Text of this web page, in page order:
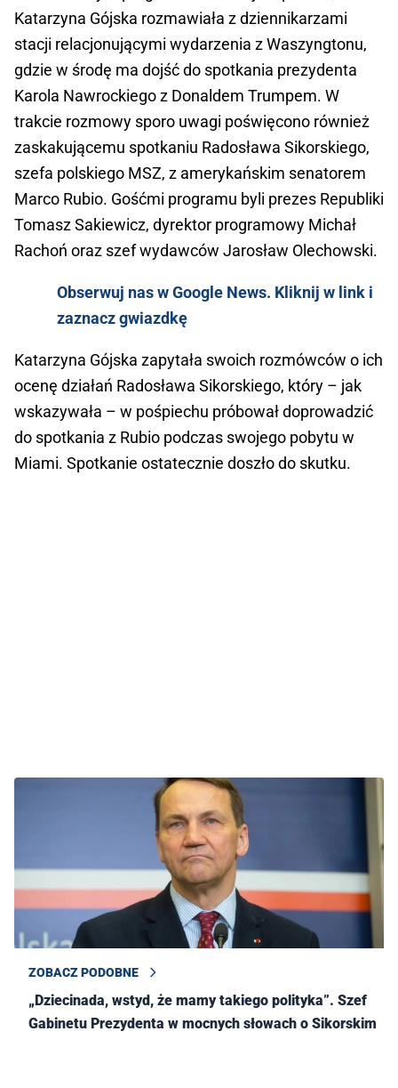
Katarzyna Gójska rozmawiała z dziennikarzami
stacji relacjonującymi wydarzenia z Waszyngtonu,
gdzie w środę ma dojść do spotkania prezydenta
Karola Nawrockiego z Donaldem Trumpem. W
trakcie rozmowy sporo uwagi poświęcono również
zaskakującemu spotkaniu Radosława Sikorskiego,
szefa polskiego MSZ, z amerykańskim senatorem
Marco Rubio. Gośćmi programu byli prezes Republiki
Tomasz Sakiewicz, dyrektor programowy Michał
Rachoń oraz szef wydawców Jarosław Olechowski.
Obserwuj nas w Google News. Kliknij w link i
zaznacz gwiazdkę
Katarzyna Gójska zapytała swoich rozmówców o ich
ocenę działań Radosława Sikorskiego, który – jak
wskazywała – w pośpiechu próbował doprowadzić
do spotkania z Rubio podczas swojego pobytu w
Miami. Spotkanie ostatecznie doszło do skutku.
ZOBACZ PODOBNE
„Dziecinada, wstyd, że mamy takiego polityka”. Szef
Gabinetu Prezydenta w mocnych słowach o Sikorskim